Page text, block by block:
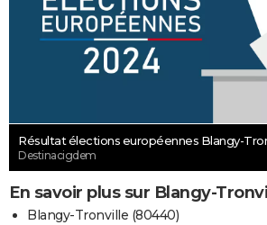
Résultat élections européennes Blangy-
Destinacigdem
En savoir plus sur Blangy-
Blangy-Tronville (80440)